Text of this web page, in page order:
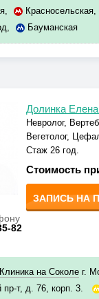
, Красносельская,
, Бауманская
Долинка
Невролог,
Вегетолог,
Стаж 26 год.
Стоимость
ЗАПИСЬ НА
82
на Соколе г.
пр-т, д. 76, корп. 3.